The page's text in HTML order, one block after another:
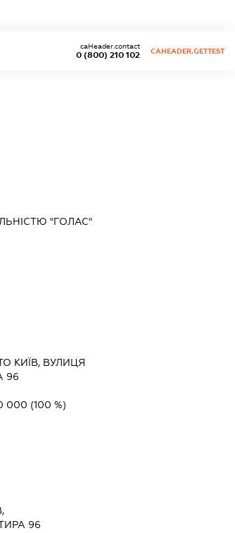
0 (800) 210 102
caHeader.contact
CAHEADER.GETTEST
"ГОЛАС"
КИЇВ, ВУЛИЦЯ
96
000 (100 %)
96